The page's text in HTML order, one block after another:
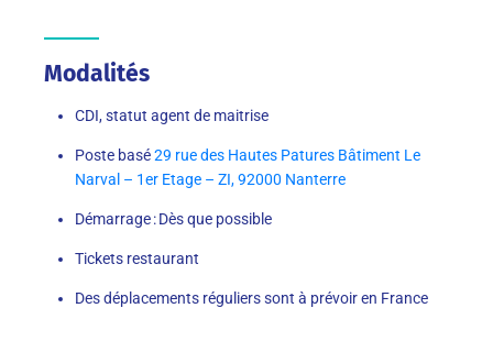
Modalités
CDI, statut agent de maitrise
Poste basé29 rue des Hautes Patures Bâtiment Le
Narval – 1er Etage – ZI, 92000 Nanterre
Démarrage : Dès que possible
Tickets restaurant
Des déplacements réguliers sont à prévoir en France